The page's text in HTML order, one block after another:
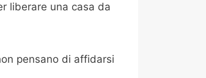
liberare una casa da
pensano di affidarsi